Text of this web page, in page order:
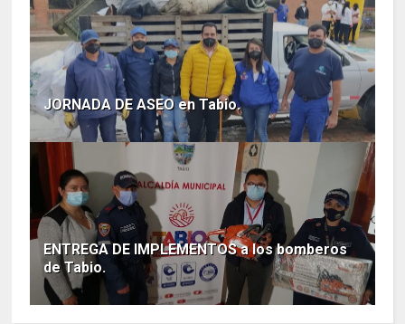
JORNADA DE ASEO en Tabio.
ENTREGA DE IMPLEMENTOS a los bomberos
de Tabio.